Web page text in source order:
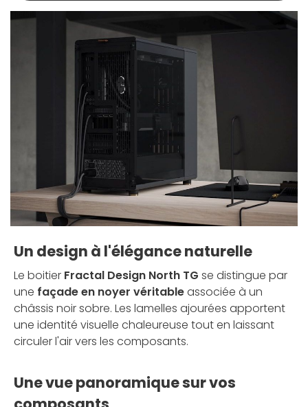
Un design à l'élégance naturelle
Le boitier Fractal Design North TG se distingue par
une façade en noyer véritableassociée à un
châssis noir sobre. Les lamelles ajourées apportent
une identité visuelle chaleureuse tout en laissant
circuler l'air vers les composants.
Une vue panoramique sur vos